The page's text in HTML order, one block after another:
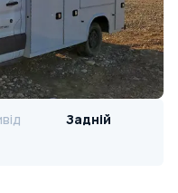
Задній